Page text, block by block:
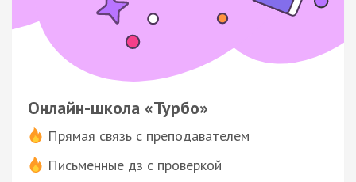
Онлайн-школа «Турбо»
Прямая связь с преподавателем
Письменные дз с проверкой